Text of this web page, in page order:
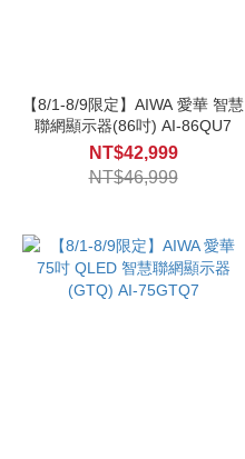
【8/1-8/9限定】AIWA 愛華 智慧
聯網顯示器(86吋) AI-86QU7
NT$42,999
NT$46,999